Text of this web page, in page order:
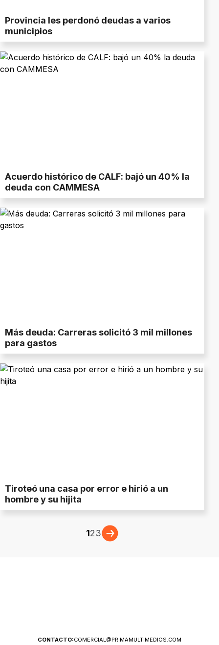
Provincia les perdonó deudas a varios
municipios
Acuerdo histórico de CALF: bajó un 40% la
deuda con CAMMESA
Más deuda: Carreras solicitó 3 mil millones
para gastos
Tiroteó una casa por error e hirió a un
hombre y su hijita
123
CONTACTO:COMERCIAL@PRIMAMULTIMEDIOS.COM